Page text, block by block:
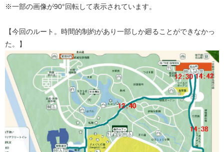
※一部の画像が90°回転して表示されています。
【今回のルート。時間的制約があり一部しか廻ることができなかっ
た。】